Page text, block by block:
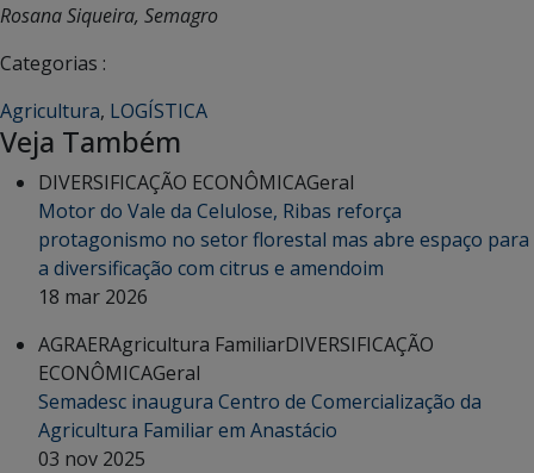
Rosana Siqueira, Semagro
Categorias :
Agricultura, LOGÍSTICA
Veja Também
DIVERSIFICAÇÃO ECONÔMICAGeral
Motor do Vale da Celulose, Ribas reforça
protagonismo no setor florestal mas abre espaço para
a diversificação com citrus e amendoim
18 mar 2026
AGRAERAgricultura FamiliarDIVERSIFICAÇÃO
ECONÔMICAGeral
Semadesc inaugura Centro de Comercialização da
Agricultura Familiar em Anastácio
03 nov 2025